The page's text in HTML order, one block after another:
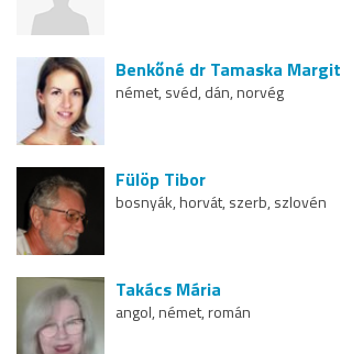
Benkőné dr Tamaska Margit
német, svéd, dán, norvég
Fülöp Tibor
bosnyák, horvát, szerb, szlovén
Takács Mária
angol, német, román